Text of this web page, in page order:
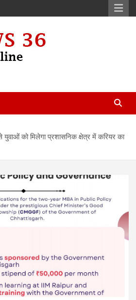
को मिलेगा प्रशासनिक क्षेत्र में करियर का